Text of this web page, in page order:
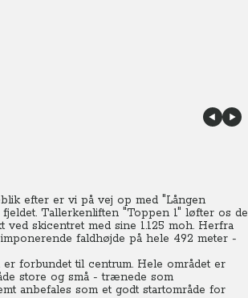
efter er vi på vej op med "Lången
Tallerkenliften "Toppen 1" løfter os de
skicentret med sine 1.125 moh. Herfra
faldhøjde på hele 492 meter -
forbundet til centrum. Hele området er
store og små - trænede som
anbefales som et godt startområde for